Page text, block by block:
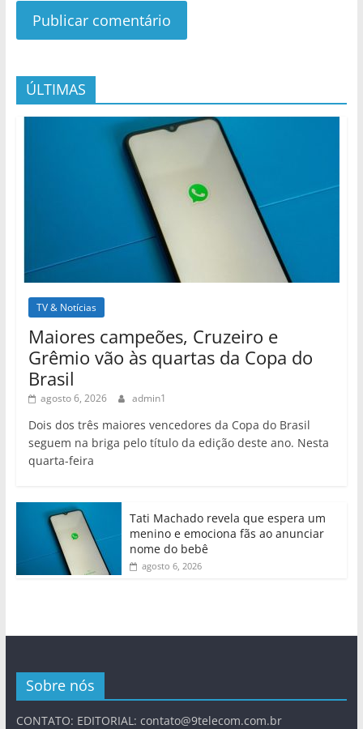
ÚLTIMAS
TV & Notícias
Maiores campeões, Cruzeiro e
Grêmio vão às quartas da Copa do
Brasil
agosto 6, 2026 admin1
Dois dos três maiores vencedores da Copa do Brasil
seguem na briga pelo título da edição deste ano. Nesta
quarta-feira
Tati Machado revela que espera um
menino e emociona fãs ao anunciar
nome do bebê
agosto 6, 2026
Sobre nós
CONTATO: EDITORIAL: contato@9telecom.com.br